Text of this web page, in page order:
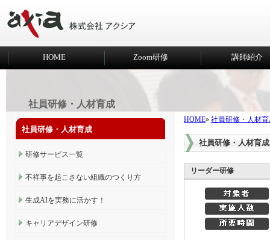
HOME Zoom研修 講師紹介
社員研修・人材育成
HOME» 社員研修・人材
社員研修・人材育成
リーダー研修
社員研修・人材育成
研修サービス一覧
不祥事を起こさない組織のつくり方
生成AIを実務に活かす！
キャリアデザイン研修